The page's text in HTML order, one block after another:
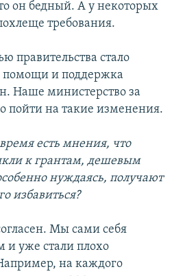
он бедный. А у некоторых
требования.
правительства стало
помощи и поддержка
Наше министерство за
пойти на такие изменения.
есть мнения, что
к грантам, дешевым
нуждаясь, получают
избавиться?
Мы сами себя
и уже стали плохо
на каждого